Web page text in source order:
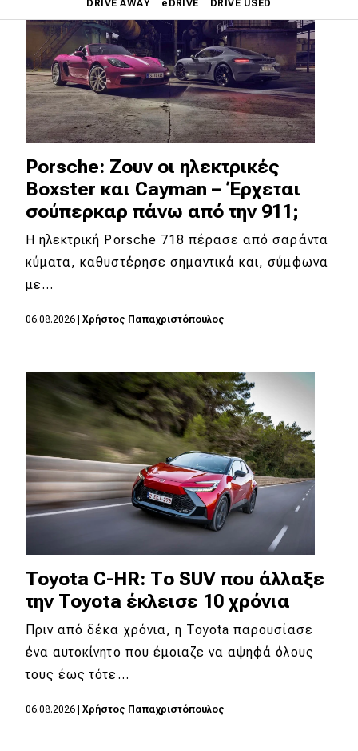
DRIVE AWAY eDRIVE DRIVE USED
Main navigation
Επικαιρότητα
Νέα μοντέλα
Πρωτότυπα
Ελλάδα
Κόσμος
Τεχνολογία
Ασφάλεια
Αγορά
Απόψεις
Test Drive
Δοκιμή
Αποστολή
Συγκρίνουμε
WRC
Motorsport
Eco
Porsche: Ζουν οι ηλεκτρικές
Boxster και Cayman – Έρχεται
σούπερκαρ πάνω από την 911;
Η ηλεκτρική Porsche 718 πέρασε από σαράντα
κύματα, καθυστέρησε σημαντικά και, σύμφωνα
με…
06.08.2026 Χρήστος Παπαχριστόπουλος
Toyota C-HR: Το SUV που άλλαξε
την Toyota έκλεισε 10 χρόνια
Πριν από δέκα χρόνια, η Toyota παρουσίασε
ένα αυτοκίνητο που έμοιαζε να αψηφά όλους
τους έως τότε…
06.08.2026 Χρήστος Παπαχριστόπουλος